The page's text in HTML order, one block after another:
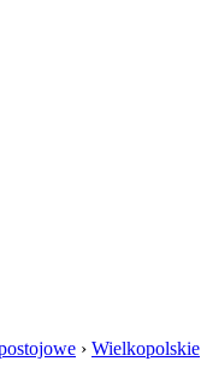
› Wielkopolskie